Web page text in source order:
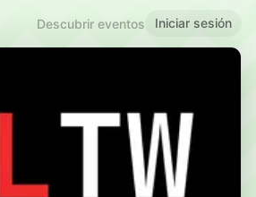
Descubrir eventos Iniciar sesión